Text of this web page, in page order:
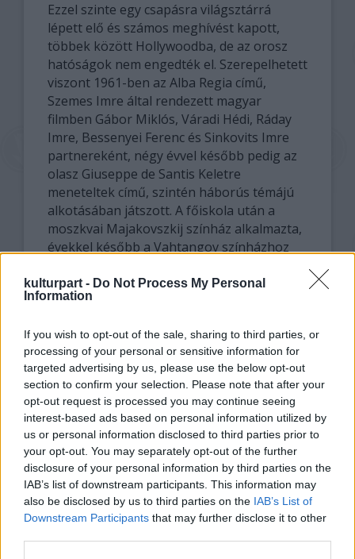
kulturpart - Do Not Process My Personal
Information
If you wish to opt-out of the sale, sharing to third parties, or
processing of your personal or sensitive information for
targeted advertising by us, please use the below opt-out
section to confirm your selection. Please note that after your
opt-out request is processed you may continue seeing
interest-based ads based on personal information utilized by
us or personal information disclosed to third parties prior to
your opt-out. You may separately opt-out of the further
disclosure of your personal information by third parties on the
IAB’s list of downstream participants. This information may
also be disclosed by us to third parties on the IAB’s List of
Downstream Participants that may further disclose it to other
Ezzel szinte egy csapásra világsztárrá
lépett elő és számos meghívést kapott,
többek között Hollywoodba, de az orosz
hatóságok nem engedték el. Szerepelhetett
viszont 1961-ben az Alba Regia című,
Szemes Imre által rendezett magyar
filmben Gábor Miklós, Váradi Hédi, Ráday
Imre, Bessenyei Ferenc és Sinkovits Imre
partnereként, négy évvel később pedig az
olasz Giuseppe de Santis Keletre
meneteltek című, szintén háborús témájú
alkotásában játszott. A főiskola után a
moszkvai Majakovszkij színház alkalmazta,
évekkel később a Vahtangov színházhoz
Szamojlova összesen 21 filmben játszott, de
Alekszandr Zarhi alkotása, a Lev Tolsztoj
regénye nyomán 1967-ben készült Anna
Karenina keltett.
Hetvenötödik születésnapja alkalmából
felköszöntötte Medvegyev államfő és
Putyin miniszterelnök, és számos interjút
adott, noha az utóbbi években a sajtóban
jószerével nem is szerepelt. Tavaly egy
tévériport hívta fel a figyelmet a
művésznőre, akinek egyetlen fia az
Egyesült Államokban él. Szamojlova akkor